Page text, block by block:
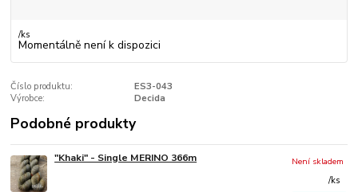
/ks
Momentálně není k dispozici
Číslo produktu:
ES3-043
Výrobce:
Decida
Podobné produkty
"Khaki" - Single MERINO 366m
/ks
Není skladem